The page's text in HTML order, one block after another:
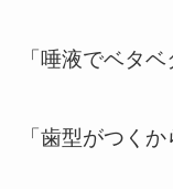
「唾液でベタ
「歯型がつくか